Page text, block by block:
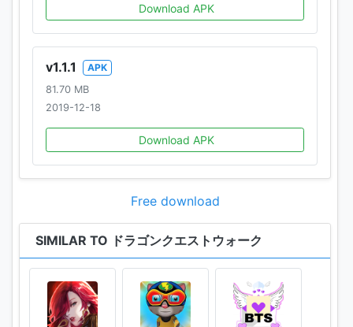
【動作環境】
OS：Android：4.4以上、メモリ(RAM)2GB以上の端末
※歩数に連動したゲームプレイコンテンツの進行及び報
酬の提供を目的として、お客様の同意のもと、お客様
のデバイス上の健康管理アプリを用いて歩数データの
ャラクターの位置が不安定になることがあります。
※安定した通信環境でプレイしてください。
※タブレット端末では動作を保証しておりません。
※GPS非搭載端末およびWi-Fi回線のみで接続している
端末は動作を保証しておりません。
Download APK
v1.1.1
APK
81.70 MB
2019-12-18
Download APK
Free download
SIMILAR TO ドラゴンクエストウォーク